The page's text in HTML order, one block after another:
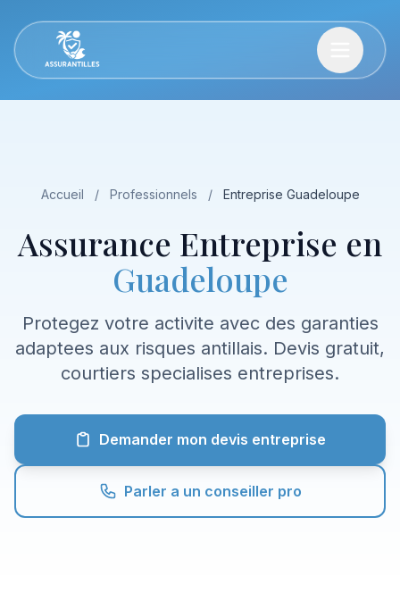
Accueil / Professionnels / Entreprise Guadeloupe
Assurance Entreprise en
Guadeloupe
Protegez votre activite avec des garanties
adaptees aux risques antillais. Devis gratuit,
courtiers specialises entreprises.
Demander mon devis entreprise
Parler a un conseiller pro